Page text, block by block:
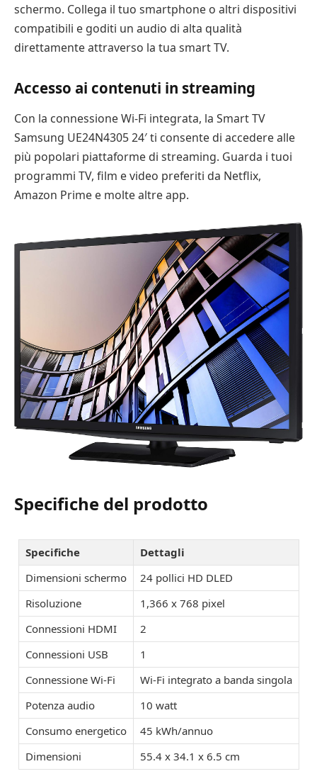
schermo. Collega il tuo smartphone o altri dispositivi
compatibili e goditi un audio di alta qualità
direttamente attraverso la tua smart TV.
Accesso ai contenuti in streaming
Con la connessione Wi-Fi integrata, la Smart TV
Samsung UE24N4305 24′ ti consente di accedere alle
più popolari piattaforme di streaming. Guarda i tuoi
programmi TV, film e video preferiti da Netflix,
Amazon Prime e molte altre app.
Specifiche del prodotto
Specifiche
Dettagli
Dimensioni schermo
24 pollici HD DLED
Risoluzione
1,366 x 768 pixel
Connessioni HDMI
2
Connessioni USB
1
Connessione Wi-Fi
Wi-Fi integrato a banda singola
Potenza audio
10 watt
Consumo energetico
45 kWh/annuo
Dimensioni
55.4 x 34.1 x 6.5 cm